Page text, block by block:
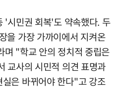
'시민권 회복'도 약속했다. 두
을 가장 가까이에서 지켜온
며 "학교 안의 정치적 중립은
교사의 시민적 의견 표명과
은 바뀌어야 한다"고 강조